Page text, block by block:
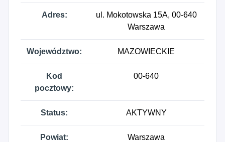
Adres:
ul. Mokotowska 15A, 00-640
Warszawa
Województwo: MAZOWIECKIE
Kod
pocztowy:
00-640
Status: AKTYWNY
Powiat: Warszawa